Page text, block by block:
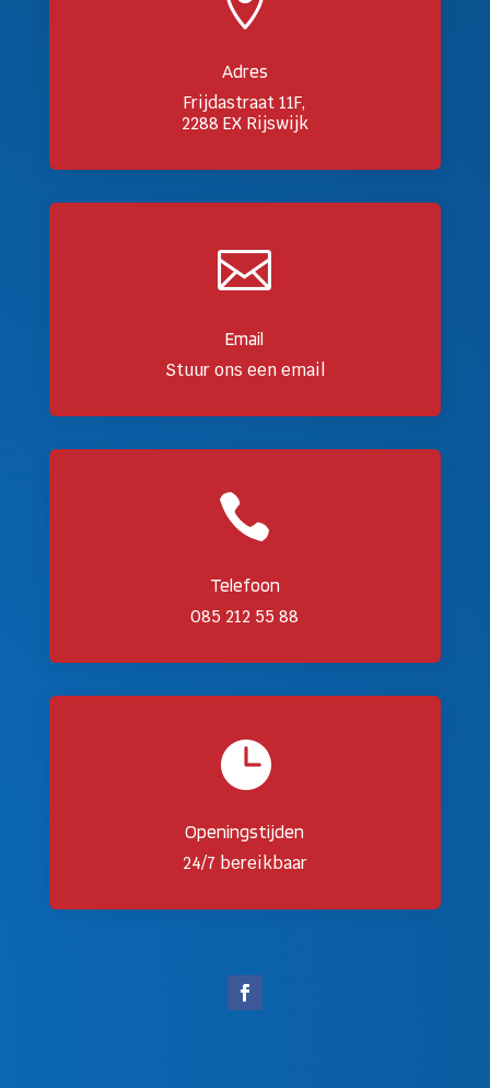
Adres
Frijdastraat 11F,
2288 EX Rijswijk

Email
Stuur ons een email

Telefoon
085 212 55 88

Openingstijden
24/7 bereikbaar